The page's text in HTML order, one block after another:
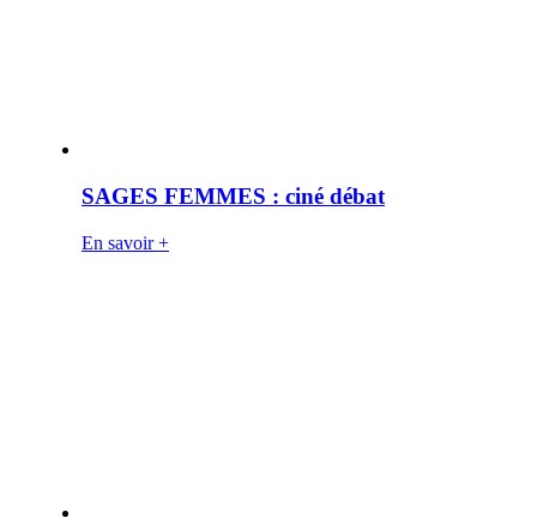
SAGES FEMMES : ciné débat
En savoir +